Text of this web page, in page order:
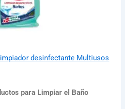
desinfectante Multiusos
para Limpiar el Baño